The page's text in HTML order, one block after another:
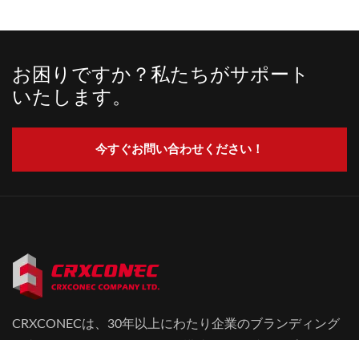
お困りですか？私たちがサポート
いたします。
今すぐお問い合わせください！
CRXCONECは、30年以上にわたり企業のブランディング